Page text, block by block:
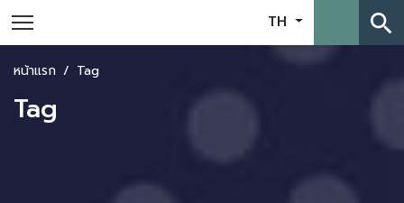
TH search
หน้าแรก Tag
Tag